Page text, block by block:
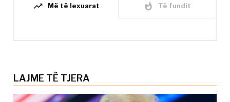
trending_up Më të lexuarat whatshot Të fundit
LAJME TË TJERA